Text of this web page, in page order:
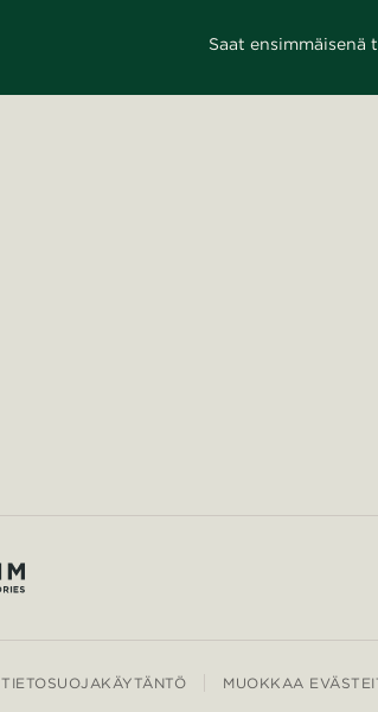
Saat
TIETOSUOJAKÄYTÄNTÖ MUOKKAA